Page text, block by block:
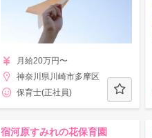
月給20万円〜
神奈川県川崎市多摩区
保育士(正社員)
宿河原すみれの花保育園